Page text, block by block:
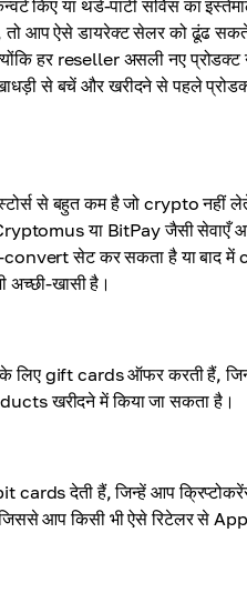
किए या थर्ड-पार्टी सर्विस का
आप ऐसे डायरेक्ट सेलर को ढूंढ
हर reseller असली नए
से बचें और खरीदने से पहले
से बहुत कम है जो crypto नहीं
या BitPay जैसी सेवाएँ
सेट कर सकता है या बाद में
अच्छी-खासी है।
gift cards ऑफर करती हैं,
खरीदने में किया जा सकता है।
देती हैं, जिन्हें आप
आप किसी भी ऐसे रिटेलर से